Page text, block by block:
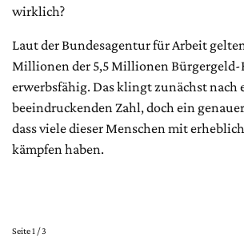
wirklich?
Laut der Bundesagentur für Arbeit
Millionen der 5,5 Millionen Bürgergeld-
erwerbsfähig. Das klingt zunächst nach
beeindruckenden Zahl, doch ein
dass viele dieser Menschen mit
kämpfen haben.
Seite 1 / 3